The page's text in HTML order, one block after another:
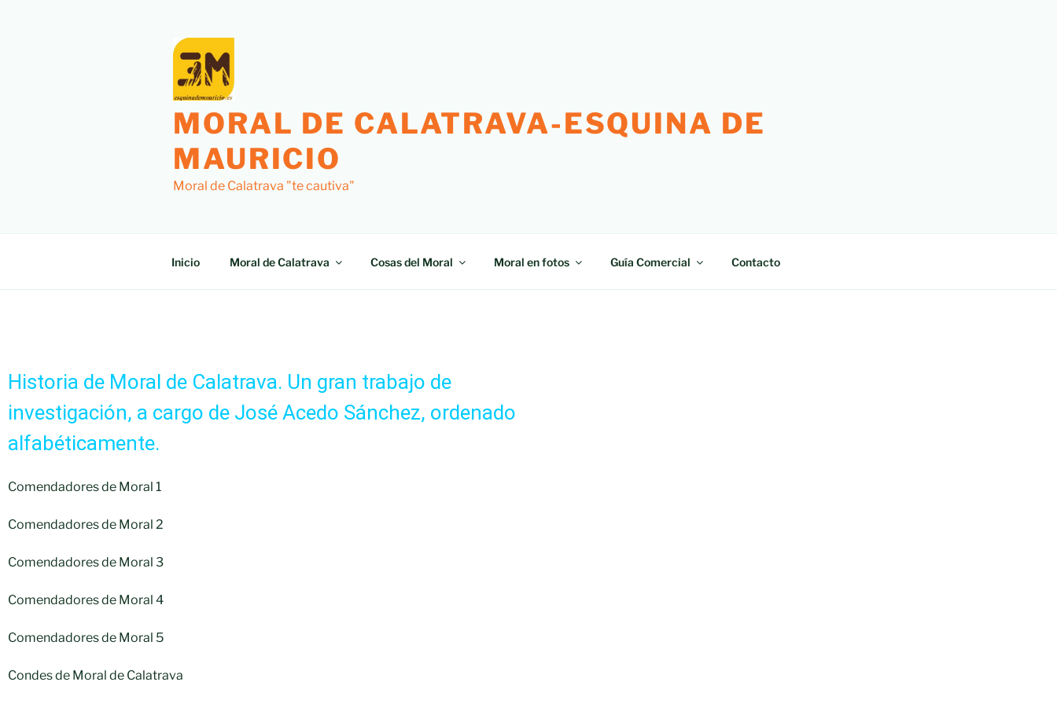
MORAL DE CALATRAVA-ESQUINA DE
MAURICIO
Moral de Calatrava "te cautiva"
Inicio Moral de Calatrava Cosas del Moral Moral en fotos Guía Comercial Contacto
Historia de Moral de Calatrava. Un gran trabajo de
investigación, a cargo de José Acedo Sánchez, ordenado
alfabéticamente.
Comendadores de Moral 1
Comendadores de Moral 2
Comendadores de Moral 3
Comendadores de Moral 4
Comendadores de Moral 5
Condes de Moral de Calatrava